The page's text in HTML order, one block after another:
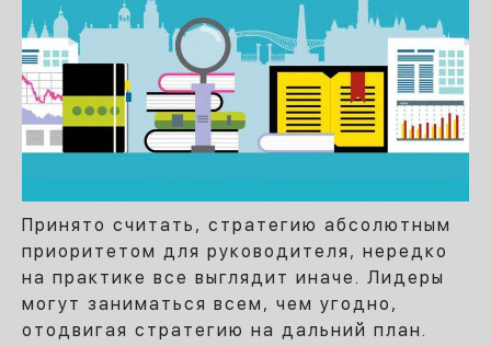
Принято считать, стратегию абсолютным
приоритетом для руководителя, нередко
на практике все выглядит иначе. Лидеры
могут заниматься всем, чем угодно,
отодвигая стратегию на дальний план.